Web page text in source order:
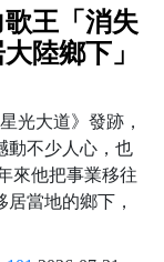
王「消失
陸鄉下」
光大道》發跡，
動不少人心，也
來他把事業移往
當地的鄉下，